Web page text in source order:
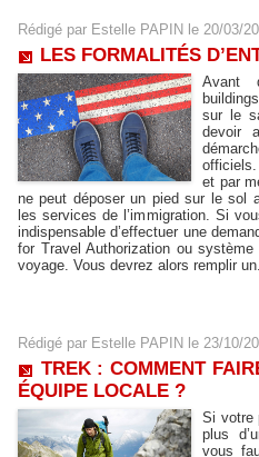
Rédigé par Estelle PAPIN le 20/03/
LES FORMALITÉS
Avant
sur le
devoir
et par
ne peut déposer un pied sur le sol
les services de l’immigration. Si
indispensable d’effectuer une
for Travel Authorization ou système
voyage. Vous devrez alors remplir
Rédigé par Estelle PAPIN le 23/10/
TREK : COMMENT
ÉQUIPE LOCALE ?
Si votre
plus
vous